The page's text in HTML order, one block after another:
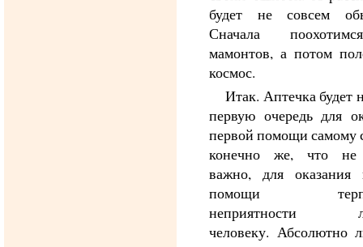
будет не совсем
Сначала
мамонтов, а потом
космос.
Итак. Аптечка будет
первую очередь для
первой помощи самому
конечно же, что не
важно, для оказания
помощи
неприятности
человеку. Абсолютно